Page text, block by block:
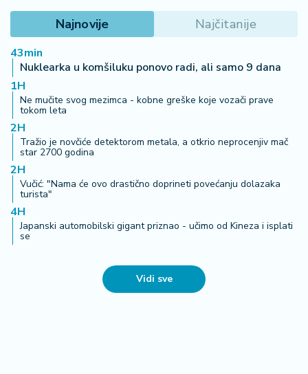
Najnovije Najčitanije
43min
Nuklearka u komšiluku ponovo radi, ali samo 9 dana
1H
Ne mučite svog mezimca - kobne greške koje vozači prave
tokom leta
2H
Tražio je novčiće detektorom metala, a otkrio neprocenjiv mač
star 2700 godina
2H
Vučić: "Nama će ovo drastično doprineti povećanju dolazaka
turista"
4H
Japanski automobilski gigant priznao - učimo od Kineza i isplati
se
Vidi sve